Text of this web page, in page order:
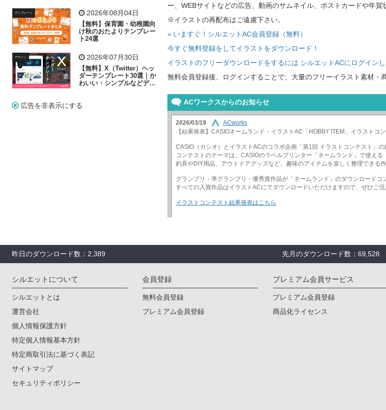
テンプレート 2026年08月04日
【無料】保育園・幼稚園向
け秋のおたよりテンプレー
ト24選
デザイン 2026年07月30日
【無料】X（Twitter）ヘッ
ダーテンプレート30選｜か
わいい・シンプルなどデザ
広告を非表示にする
ー、WEBサイトなどの広告、動画のサムネイル、ポストカードや年賀
※イラストの再配布はご遠慮下さい。
» いますぐ！シルエットAC会員登録（無料）
今すぐ無料登録をしてイラストをダウンロード！
イラストのフリーダウンロードをするには シルエットACにログイン
無料会員登録後、ログインすることで、大量のフリーイラスト素材・
昨日のダウンロード数：2,389 先月のダウンロード数：69,528
シルエットについて
シルエットとは
運営会社
個人情報保護方針
特定個人情報基本方針
特定商取引法に基づく表記
サイトマップ
セキュリティポリシー
会員登録
無料会員登録
プレミアム会員登録
プレミアム会員サービス
プレミアム会員登録
商品化ライセンス